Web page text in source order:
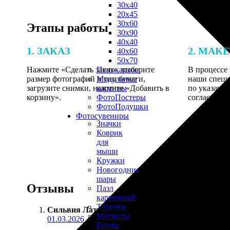
30х40
20х45
30х60
30х90
40х40
40х60
50х70
Пенокартон
Модульные
картины
ФотоПостеры
ФотоПодушки
Фотоcувениры
Значки
Коврик
для
мыши
Кружки
Новогодние
шары
Пазл
картонный
Тарелки
Магниты
Пазлы
Этапы работы
1. ЗАКАЗ
Нажмите «Сделать заказ», выберите
размер фотографий и тип бумаги,
загрузите снимки, нажмите «Добавить в
корзину».
2.
В процессе
наши
по
Отзывы
Сильвия Латышева :
01.03.2026